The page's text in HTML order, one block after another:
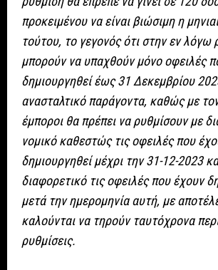
προκειμένου να είναι βιώσιμη η
τούτου, το γεγονός ότι στην εν λόγω
μπορούν να υπαχθούν μόνο οφειλές
δημιουργηθεί έως 31 Δεκεμβρίου
ανασταλτικό παράγοντα, καθώς με
έμποροι θα πρέπει να ρυθμίσουν με
νομικό καθεστώς τις οφειλές που
δημιουργηθεί μέχρι την 31-12-2023
διαφορετικό τις οφειλές που έχουν
μετά την ημερομηνία αυτή, με
καλούνται να τηρούν ταυτόχρονα
ρυθμίσεις.